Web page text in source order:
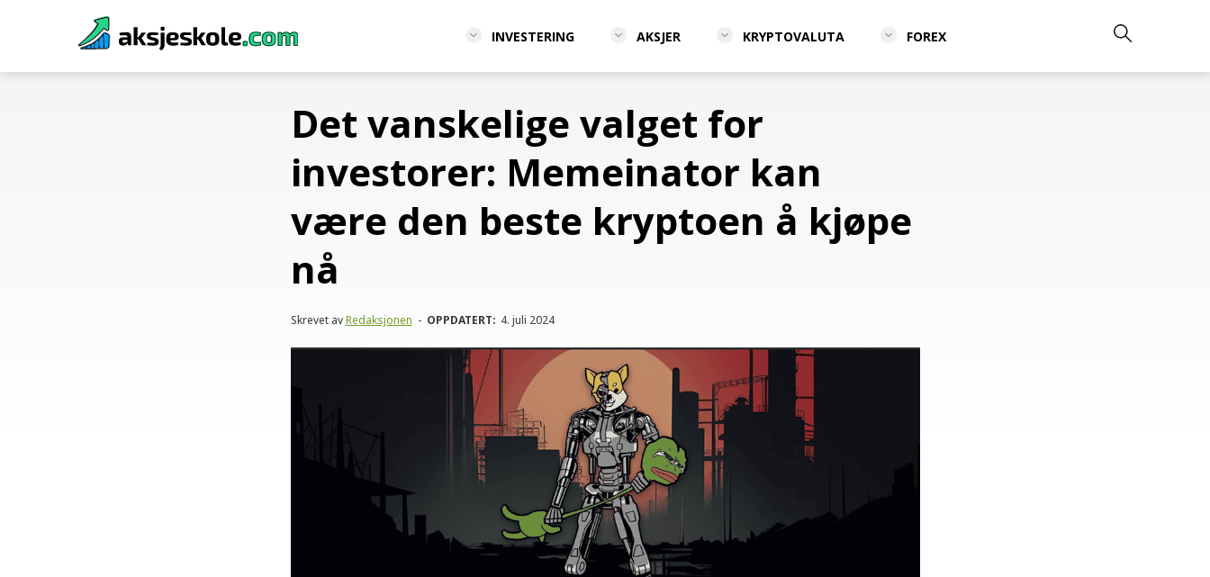
content
INVESTERING AKSJER KRYPTOVALUTA FOREX
Det vanskelige valget for
investorer: Memeinator kan
være den beste kryptoen å kjøpe
nå
Skrevet avRedaksjonen - OPPDATERT: 4. juli 2024